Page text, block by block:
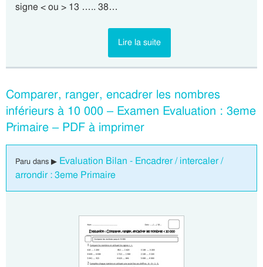
signe < ou > 13 ….. 38…
Lire la suite
Comparer, ranger, encadrer les nombres
inférieurs à 10 000 – Examen Evaluation : 3eme
Primaire – PDF à imprimer
Paru dans ▶ Evaluation Bilan - Encadrer / intercaler /
arrondir : 3eme Primaire